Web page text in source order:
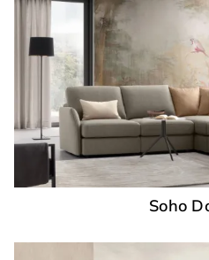
Soho